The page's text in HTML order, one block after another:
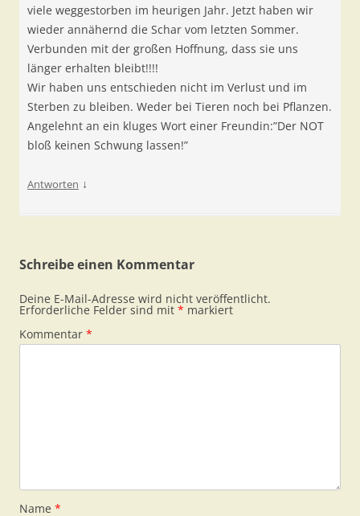
viele weggestorben im heurigen Jahr. Jetzt haben wir
wieder annähernd die Schar vom letzten Sommer.
Verbunden mit der großen Hoffnung, dass sie uns
länger erhalten bleibt!!!!
Wir haben uns entschieden nicht im Verlust und im
Sterben zu bleiben. Weder bei Tieren noch bei Pflanzen.
Angelehnt an ein kluges Wort einer Freundin:”Der NOT
bloß keinen Schwung lassen!”
Antworten ↓
Schreibe einen Kommentar
Deine E-Mail-Adresse wird nicht veröffentlicht.
Erforderliche Felder sind mit * markiert
Kommentar *
Name *